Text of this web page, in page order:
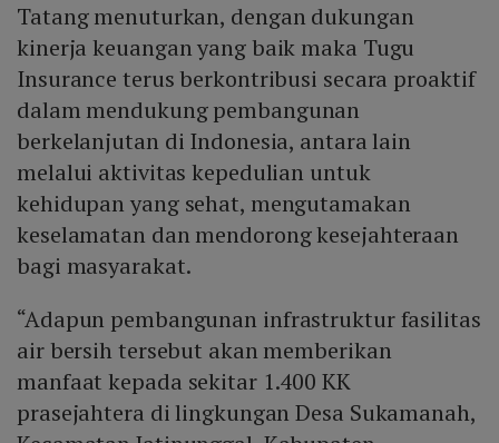
Tatang menuturkan, dengan dukungan
kinerja keuangan yang baik maka Tugu
Insurance terus berkontribusi secara proaktif
dalam mendukung pembangunan
berkelanjutan di Indonesia, antara lain
melalui aktivitas kepedulian untuk
kehidupan yang sehat, mengutamakan
keselamatan dan mendorong kesejahteraan
bagi masyarakat.
“Adapun pembangunan infrastruktur fasilitas
air bersih tersebut akan memberikan
manfaat kepada sekitar 1.400 KK
prasejahtera di lingkungan Desa Sukamanah,